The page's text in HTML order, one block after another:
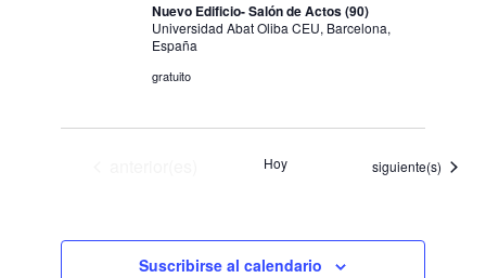
Nuevo Edificio- Salón de Actos (90)
Universidad Abat Oliba CEU, Barcelona,
España
gratuito
Hoy Eventos
siguiente(s)
Suscribirse al calendario